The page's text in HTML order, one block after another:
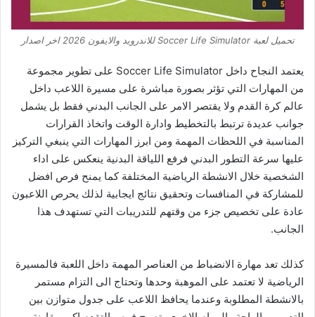
تحميل لعبة Soccer Life Simulator للاندرويد والايفون 2026 اخر اصدار
يعتمد النجاح داخل Soccer Life Simulator على تطوير مجموعة
من المهارات التي تؤثر بصورة مباشرة على مسيرة اللاعب داخل
عالم كرة القدم ولا يقتصر الامر على الجانب البدني فقط بل يشمل
جوانب عديدة ترتبط بالتخطيط وادارة الوقت واتخاذ القرارات
المناسبة في اللحظات المهمة ومن ابرز المهارات التي ينبغي التركيز
عليها سرعة التطور البدني فرفع اللياقة البدنية ينعكس على اداء
الشخصية خلال الانشطة الرياضية المختلفة كما يمنح فرص افضل
للمشاركة في المنافسات وتحقيق نتائج ايجابية لذلك يحرص اللاعبون
عادة على تخصيص جزء من وقتهم للتدريبات التي تستهدف هذا
الجانب.
كذلك تعد مهارة الانضباط من العناصر المهمة داخل اللعبة فالمسيرة
الرياضية لا تعتمد على الموهبة وحدها وتحتاج الى التزام مستمر
بالانشطة المطلوبة وعندما يحافظ اللاعب على جدول متوازن بين